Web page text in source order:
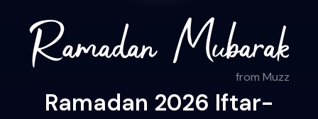
from Muzz
Ramadan 2026 Iftar-